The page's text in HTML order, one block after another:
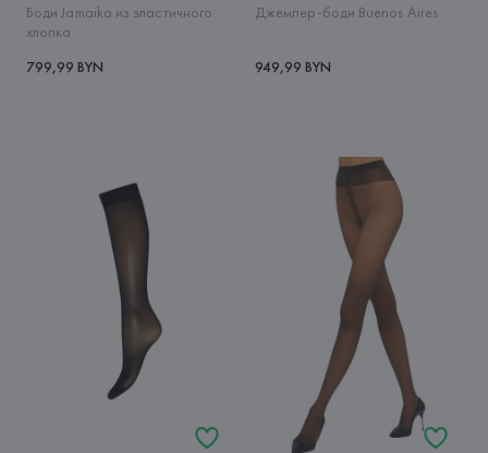
Боди Jamaika из эластичного
хлопка
799,99 BYN
Джемпер-боди Buenos Aires
949,99 BYN